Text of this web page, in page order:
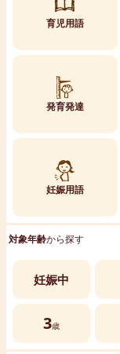
育児用語
発育発達
妊娠用語
対象年齢から探す
妊娠中
3歳